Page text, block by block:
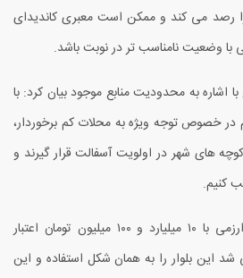
رصد می کند و ممکن است معبری کاندیدای
با وضعیت نامناسب تر در نوبت باشد.
اشاره به محدودیت منابع موجود بیان کرد: با
خصوص توجه ویژه به محلات کم برخوردار،
های شهر در اولویت آسفالت قرار گیرند و
کنیم.
با ۱۰ میلیارد و ۱۰۰ میلیون تومان اعتبار
این بلوار را به همان شکل استفاده و این